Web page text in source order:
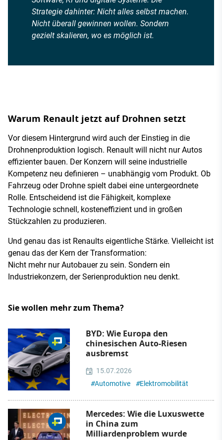
Strategie dahinter: Nicht alles selbst machen.
Nicht überall gewinnen wollen. Sondern
gezielt skalieren, wo es möglich ist.
Warum Renault jetzt auf Drohnen setzt
Vor diesem Hintergrund wird auch der Einstieg in die
Drohnenproduktion logisch. Renault will nicht nur Autos
effizienter bauen. Der Konzern will seine industrielle
Kompetenz neu definieren – unabhängig vom Produkt. Ob
Fahrzeug oder Drohne spielt dabei eine untergeordnete
Rolle. Entscheidend ist die Fähigkeit, komplexe
Technologie schnell, kosteneffizient und in großen
Stückzahlen zu produzieren.
Und genau das ist Renaults eigentliche Stärke. Vielleicht ist
genau das der Kern der Transformation:
Nicht mehr nur Autobauer zu sein. Sondern ein
Industriekonzern, der Serienproduktion neu denkt.
Sie wollen mehr zum Thema?
BYD: Wie Europa den
chinesischen Auto-Riesen
ausbremst
15.07.2026
#Automotive #Elektromobilität
Mercedes: Wie die Luxuswette
in China zum
Milliardenproblem wurde